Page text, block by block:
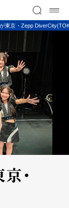
東京・Zepp
・